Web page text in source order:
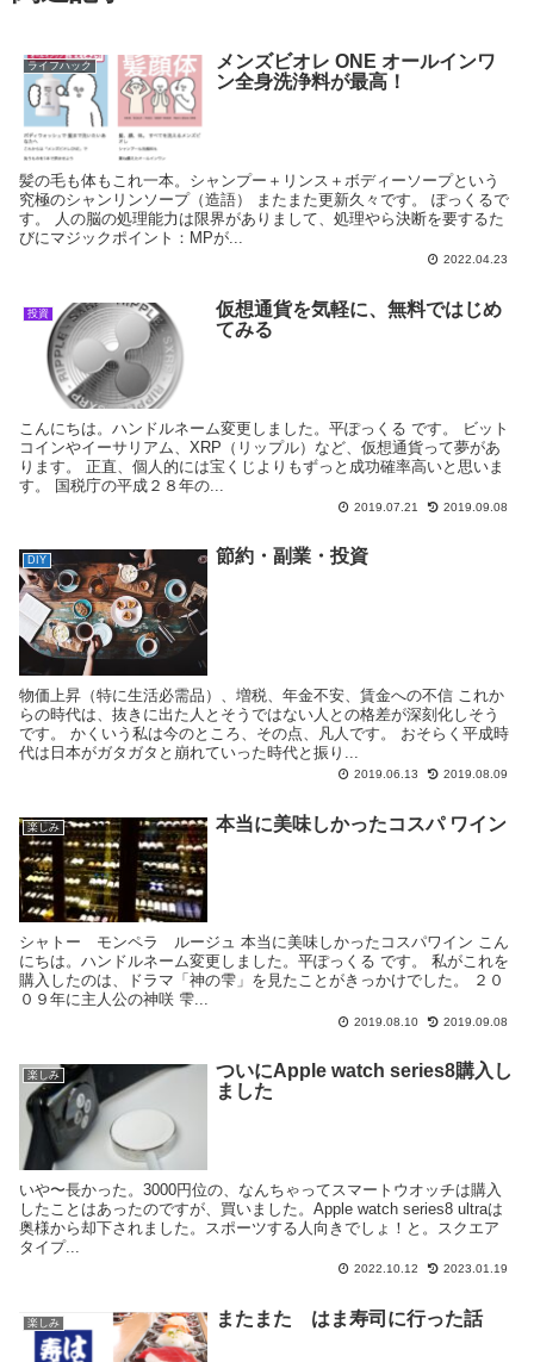
ライフハック
メンズビオレ ONE オールインワ
ン全身洗浄料が最高！
髪の毛も体もこれ一本。シャンプー＋リンス＋ボディーソープという
究極のシャンリンソープ（造語） またまた更新久々です。 ぽっくるで
す。 人の脳の処理能力は限界がありまして、処理やら決断を要するた
びにマジックポイント：MPが...
2022.04.23
投資
仮想通貨を気軽に、無料ではじめ
てみる
こんにちは。ハンドルネーム変更しました。平ぽっくる です。 ビット
コインやイーサリアム、XRP（リップル）など、仮想通貨って夢があ
ります。 正直、個人的には宝くじよりもずっと成功確率高いと思いま
す。 国税庁の平成２８年の...
2019.07.21 2019.09.08
DIY 節約・副業・投資
物価上昇（特に生活必需品）、増税、年金不安、賃金への不信 これか
らの時代は、抜きに出た人とそうではない人との格差が深刻化しそう
です。 かくいう私は今のところ、その点、凡人です。 おそらく平成時
代は日本がガタガタと崩れていった時代と振り...
2019.06.13 2019.08.09
楽しみ 本当に美味しかったコスパ ワイン
シャトー モンペラ ルージュ 本当に美味しかったコスパワイン こん
にちは。ハンドルネーム変更しました。平ぽっくる です。 私がこれを
購入したのは、ドラマ「神の雫」を見たことがきっかけでした。 ２０
０９年に主人公の神咲 雫...
2019.08.10 2019.09.08
楽しみ
ついにApple watch series8購入し
ました
いや〜長かった。3000円位の、なんちゃってスマートウオッチは購入
したことはあったのですが、買いました。Apple watch series8 ultraは
奥様から却下されました。スポーツする人向きでしょ！と。スクエア
タイプ...
2022.10.12 2023.01.19
楽しみ またまた はま寿司に行った話